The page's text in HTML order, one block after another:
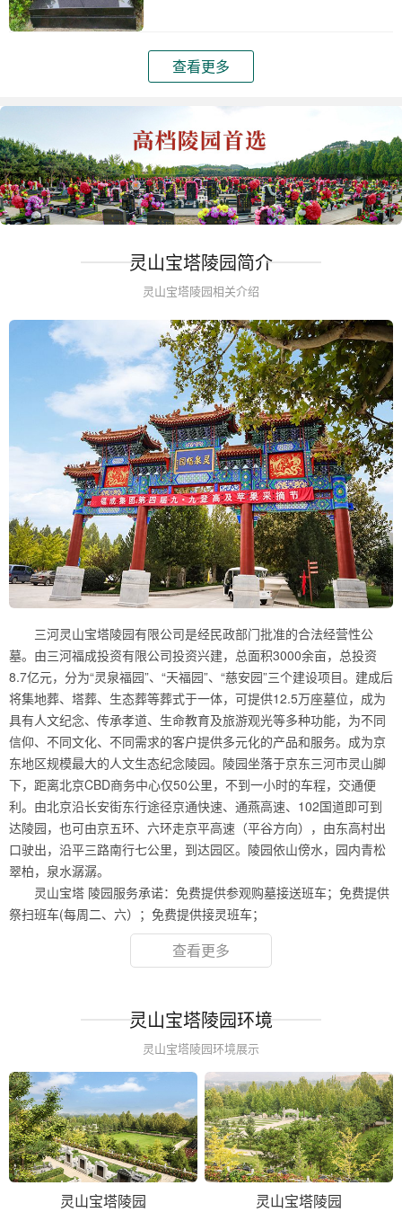
查看更多
灵山宝塔陵园简介
灵山宝塔陵园相关介绍
三河灵山宝塔陵园有限公司是经民政部门批准的合法经营性公
墓。由三河福成投资有限公司投资兴建，总面积3000余亩，总投资
8.7亿元，分为“灵泉福园”、“天福园”、“慈安园”三个建设项目。建成后
将集地葬、塔葬、生态葬等葬式于一体，可提供12.5万座墓位，成为
具有人文纪念、传承孝道、生命教育及旅游观光等多种功能，为不同
信仰、不同文化、不同需求的客户提供多元化的产品和服务。成为京
东地区规模最大的人文生态纪念陵园。陵园坐落于京东三河市灵山脚
下，距离北京CBD商务中心仅50公里，不到一小时的车程，交通便
利。由北京沿长安街东行途径京通快速、通燕高速、102国道即可到
达陵园，也可由京五环、六环走京平高速（平谷方向），由东高村出
口驶出，沿平三路南行七公里，到达园区。陵园依山傍水，园内青松
翠柏，泉水潺潺。
灵山宝塔 陵园服务承诺：免费提供参观购墓接送班车；免费提供
祭扫班车(每周二、六）；免费提供接灵班车；
查看更多
灵山宝塔陵园环境
灵山宝塔陵园环境展示
灵山宝塔陵园 灵山宝塔陵园